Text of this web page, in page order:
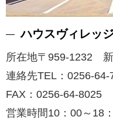
ハウスヴィレッ
所在地〒959-1232
連絡先TEL：0256-64-
FAX：0256-64-8025
営業時間10：00～18